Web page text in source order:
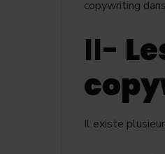
copywriting
II-
Il existe